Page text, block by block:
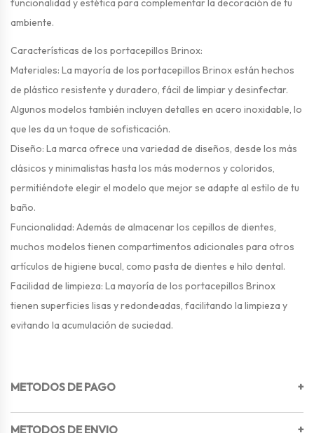
funcionalidad y estética para complementar la decoración de tu
ambiente.
Características de los portacepillos Brinox:
Materiales: La mayoría de los portacepillos Brinox están hechos
de plástico resistente y duradero, fácil de limpiar y desinfectar.
Algunos modelos también incluyen detalles en acero inoxidable, lo
que les da un toque de sofisticación.
Diseño: La marca ofrece una variedad de diseños, desde los más
clásicos y minimalistas hasta los más modernos y coloridos,
permitiéndote elegir el modelo que mejor se adapte al estilo de tu
baño.
Funcionalidad: Además de almacenar los cepillos de dientes,
muchos modelos tienen compartimentos adicionales para otros
artículos de higiene bucal, como pasta de dientes e hilo dental.
Facilidad de limpieza: La mayoría de los portacepillos Brinox
tienen superficies lisas y redondeadas, facilitando la limpieza y
evitando la acumulación de suciedad.
METODOS DE PAGO +
METODOS DE ENVIO +